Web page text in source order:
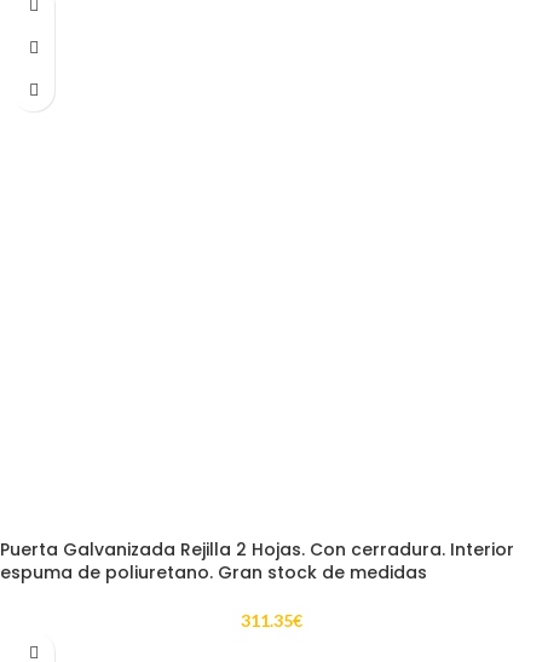
Puerta Galvanizada Rejilla 2 Hojas. Con cerradura. Interior
espuma de poliuretano. Gran stock de medidas
311.35€